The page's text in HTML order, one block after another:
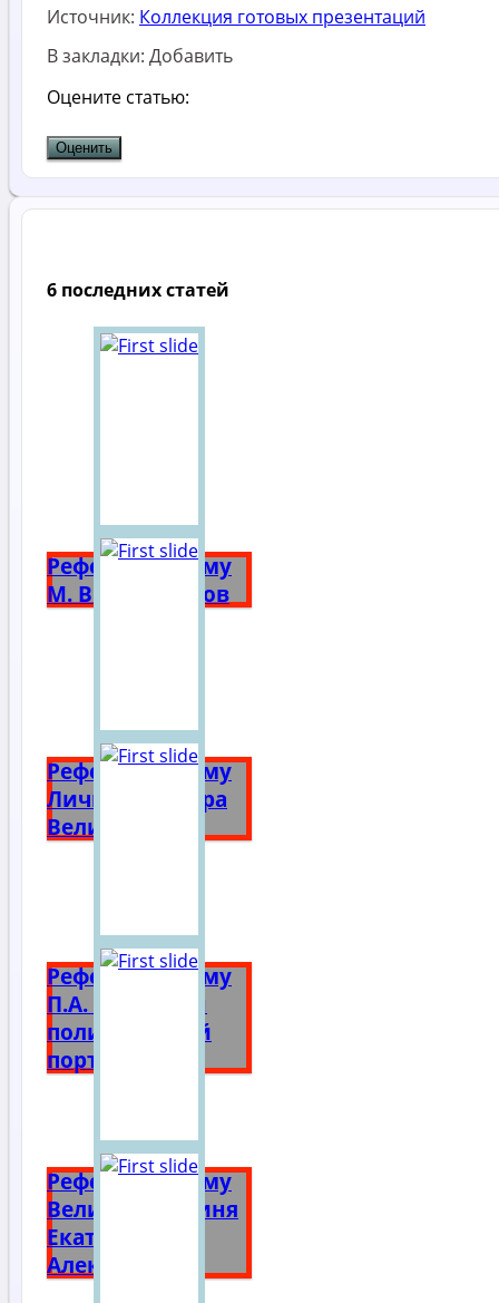
Источник: Коллекция готовых презентаций
В закладки: Добавить
Оцените статью:
6 последних статей
Реферат на тему
М. В. Ломоносов
Реферат на тему
Личность Петра
Великого
Реферат на тему
П.А. Столыпин
политический
портрет
Реферат на тему
Великая княгиня
Екатерина
Алексеевна